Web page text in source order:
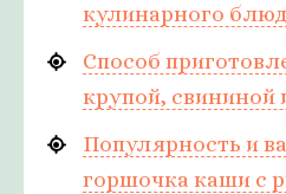
кулинарного
Способ
крупой, свининой
Популярность и
горшочка каши с